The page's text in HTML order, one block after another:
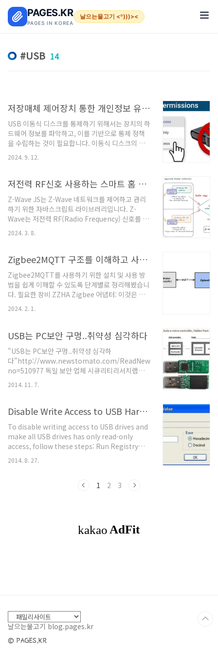
PAGES.KR
PAGES IN KOREA
날으는물고기 <º)))><
USB 14
저장매체 제어장치 통한 개인정보 유출방지 및 악성코드 유입통제
USB 이동식 디스크를 통제하기 위해서는 장치의 하
드웨어 정보를 파악하고, 이를 기반으로 통제 정책
을 수립하는 것이 필요합니다. 이동식 디스크의 하
드웨어 정보는 일반적으로 다음과 같은 규칙성을 가
지고 있습니다.디바이스 ID (Device ID): 이동식 디
가지고 있습니다. 이 정보는 USB 장치가 시스템에
VID_1234&PID_ABCD (VID는 Vendor ID, PID
는 Product ID)시리얼 넘버 (Serial Number): 대
부분의 USB 이동식 디스크는 고유한 시리얼 넘버를
가지고 있습니다. 이를 통해 특정 장치를 식별할 수
2024. 9. 12.
저전력 RF신호 사용하는 스마트 홈 장치들 Z-Wave 네트워크 제어 관리
Z-Wave JS는 Z-Wave 네트워크를 제어하고 관리
하기 위한 자바스크립트 라이브러리입니다. Z-
Wave는 저전력 RF(Radio Frequency) 신호를 사
용하여 스마트 홈 장치들 간의 통신을 가능하게 하
는 무선 통신 프로토콜입니다. 이 프로토콜은 다양
도 조절기, 센서 등을 제어하기 위해 널리 사용됩니
다. Z-Wave JS는 이러한 Z-Wave 네트워크를 효율
적으로 제어하고 자동화하는 데 필요한 도구와 기능
을 개발자에게 제공합니다. Z-Wave JS의 기본적인
특징 호환성: Z-Wave JS는 다양한 Z-Wave 장치들
과 호환됩니다. 이는 Z-Wave 기술을 사용하는 스마
2024. 3. 8.
Zigbee2MQTT 구조를 이해하고 사용을 위한 설치 및 설정 방법
Zigbee2MQTT를 사용하기 위한 설치 및 사용 방
법을 쉽게 이해할 수 있도록 단계별로 정리해봤습니
다. 필요한 장비 ZZHA Zigbee 어댑터: 이것은 컴
퓨터와 Zigbee 무선통신을 연결하는 장치입니다.
USB, GPIO, WIFI 또는 이더넷을 통해 연결할 수 있
함된 어댑터를 사용하는 것이 좋습니다.
Raspberry Pi 또는 다른 서버: Zigbee2MQTT를
실행할 컴퓨터나 라즈베리 파이입니다. MQTT 브
로커(통신을 중계해주는 프로그램)가 필요하며, 대
표적으로 Mosquitto를 사용합니다. Zigbee 장치:
Zigbee2MQTT와 연결할 Zigbee 장치입니다.
2024. 2. 1.
USB는 PC보안 구멍..취약성 심각하다
"USB는 PC보안 구멍..취약성 심각하
다"http://www.newstomato.com/ReadNews.aspx?
no=510977 독일 보안 업체 시큐리티리서치랩의
일 서울 양재동 더케이 호텔에서 개최된 국제해킹컨
약성이 심각한 상황"이라고 설명하면서 이같이 말
는 USB 컨트롤러 부분과 컨트롤러 펌웨어, 플래시
스토리지로 구분된다. 컨트롤러 펌웨어의 설계 취약
점을 이용해 펌웨어를 변조하면, USB 저장장치에
원격으로 악성코드를 담을 수 있다. 문제는 이렇게
2014. 11. 7.
Disable Write Access to USB Hard Disk and Flash Key Drives
To disable writing access to USB drives and
make all USB drives has only read-only
access, follow these steps: Run Registry
registry
WriteProtect.Double click on Write..
2014. 8. 27.
1 2 3
날으는물고기 blog.pages.kr
© PAGES.KR